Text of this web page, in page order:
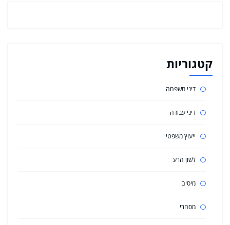
קטגוריות
דיני משפחה
דיני עבודה
ייעוץ משפטי
לשון הרע
מיסים
מסחרי